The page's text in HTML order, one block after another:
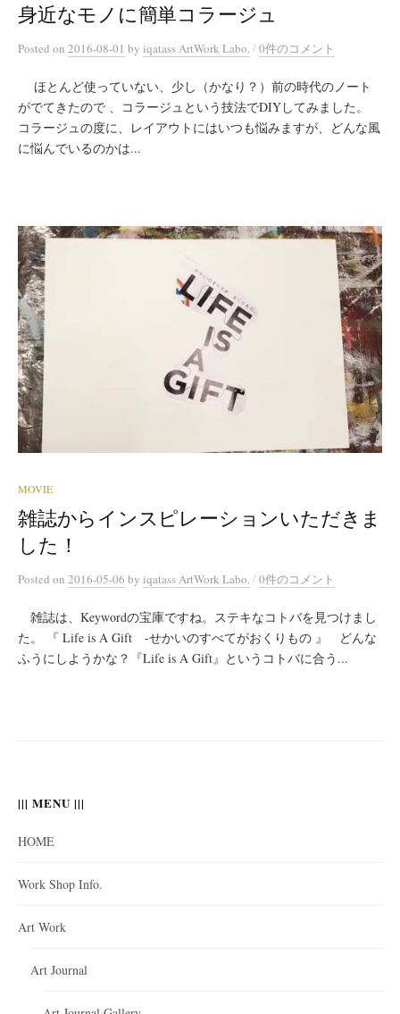
身近なモノに簡単コラージュ
Posted on 2016-08-01 by iqatass ArtWork Labo. /0件のコメント
ほとんど使っていない、少し（かなり？）前の時代のノート
がでてきたので 、コラージュという技法でDIYしてみました。
コラージュの度に、レイアウトにはいつも悩みますが、どんな風
に悩んでいるのかは...
MOVIE
雑誌からインスピレーションいただきま
した！
Posted on 2016-05-06 by iqatass ArtWork Labo. /0件のコメント
雑誌は、Keywordの宝庫ですね。ステキなコトバを見つけまし
た。 『 Life is A Gift -せかいのすべてがおくりもの 』 どんな
ふうにしようかな？『Life is A Gift』というコトバに合う...
||| MENU |||
HOME
Work Shop Info.
Art Work
Art Journal